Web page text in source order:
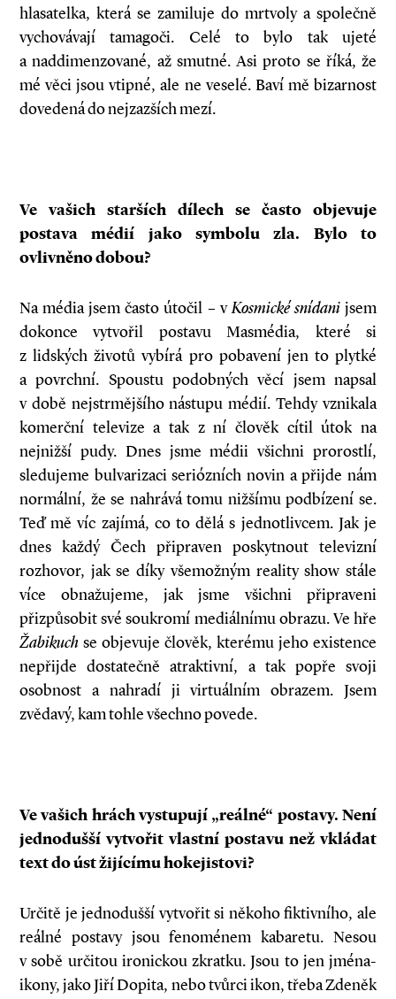
hlasatelka, která se zamiluje do mrtvoly a společně
vychovávají tamagoči. Celé to bylo tak ujeté
a naddimenzované, až smutné. Asi proto se říká, že
mé věci jsou vtipné, ale ne veselé. Baví mě bizarnost
dovedená do nejzazších mezí.
Ve vašich starších dílech se často objevuje
postava médií jako symbolu zla. Bylo to
ovlivněno dobou?
Na média jsem často útočil – vKosmické snídanijsem
dokonce vytvořil postavu Masmédia, které si
z lidských životů vybírá pro pobavení jen to plytké
a povrchní. Spoustu podobných věcí jsem napsal
v době nejstrmějšího nástupu médií. Tehdy vznikala
komerční televize a tak z ní člověk cítil útok na
nejnižší pudy. Dnes jsme médii všichni prorostlí,
sledujeme bulvarizaci seriózních novin a přijde nám
normální, že se nahrává tomu nižšímu podbízení se.
Teď mě víc zajímá, co to dělá s jednotlivcem. Jak je
dnes každý Čech připraven poskytnout televizní
rozhovor, jak se díky všemožným reality show stále
více obnažujeme, jak jsme všichni připraveni
přizpůsobit své soukromí mediálnímu obrazu. Ve hře
Žabikuch se objevuje člověk, kterému jeho existence
nepřijde dostatečně atraktivní, a tak popře svoji
osobnost a nahradí ji virtuálním obrazem. Jsem
zvědavý, kam tohle všechno povede.
Ve vašich hrách vystupují „reálné“ postavy. Není
jednodušší vytvořit vlastní postavu než vkládat
text do úst žijícímu hokejistovi?
Určitě je jednodušší vytvořit si někoho fiktivního, ale
reálné postavy jsou fenoménem kabaretu. Nesou
v sobě určitou ironickou zkratku. Jsou to jen jména-
ikony, jako Jiří Dopita, nebo tvůrci ikon, třeba Zdeněk